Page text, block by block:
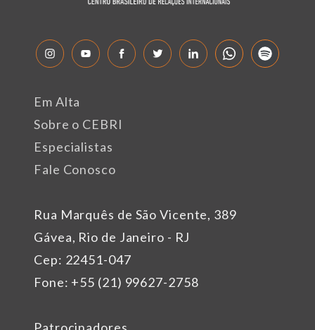
Rua Marquês de São Vicente, 389
Gávea, Rio de Janeiro - RJ
Cep: 22451-047
Fone: +55 (21) 99627-2758
Em Alta
Sobre o CEBRI
Especialistas
Fale Conosco